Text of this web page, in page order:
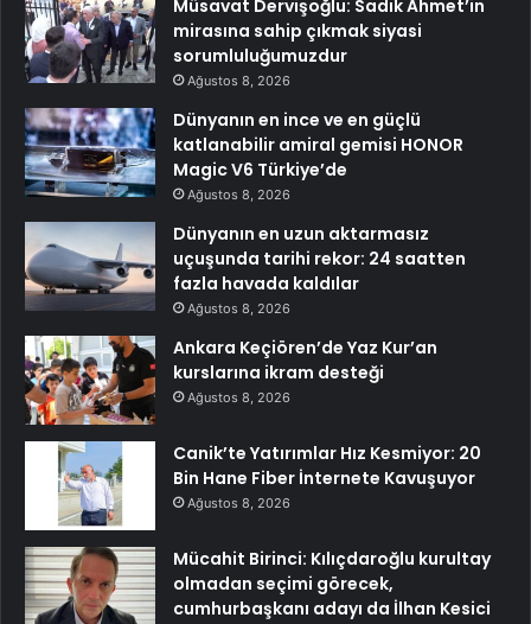
Müsavat Dervişoğlu: Sadık Ahmet’in
mirasına sahip çıkmak siyasi
sorumluluğumuzdur
Ağustos 8, 2026
Dünyanın en ince ve en güçlü
katlanabilir amiral gemisi HONOR
Magic V6 Türkiye’de
Ağustos 8, 2026
Dünyanın en uzun aktarmasız
uçuşunda tarihi rekor: 24 saatten
fazla havada kaldılar
Ağustos 8, 2026
Ankara Keçiören’de Yaz Kur’an
kurslarına ikram desteği
Ağustos 8, 2026
Canik’te Yatırımlar Hız Kesmiyor: 20
Bin Hane Fiber İnternete Kavuşuyor
Ağustos 8, 2026
Mücahit Birinci: Kılıçdaroğlu kurultay
olmadan seçimi görecek,
cumhurbaşkanı adayı da İlhan Kesici